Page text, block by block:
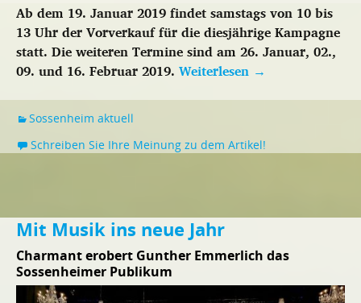
Ab dem 19. Januar 2019 findet samstags von 10 bis
13 Uhr der Vorverkauf für die diesjährige Kampagne
statt. Die weiteren Termine sind am 26. Januar, 02.,
09. und 16. Februar 2019. Weiterlesen →
Sossenheim aktuell
Schreiben Sie Ihre Meinung zu dem Artikel!
Mit Musik ins neue Jahr
Charmant erobert Gunther Emmerlich das
Sossenheimer Publikum